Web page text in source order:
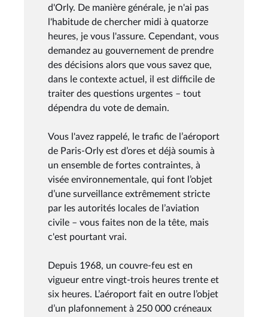
d'Orly. De manière générale, je n'ai pas
l'habitude de chercher midi à quatorze
heures, je vous l'assure. Cependant, vous
demandez au gouvernement de prendre
des décisions alors que vous savez que,
dans le contexte actuel, il est difficile de
traiter des questions urgentes – tout
dépendra du vote de demain.
Vous l'avez rappelé, le trafic de l’aéroport
de Paris-Orly est d’ores et déjà soumis à
un ensemble de fortes contraintes, à
visée environnementale, qui font l’objet
d’une surveillance extrêmement stricte
par les autorités locales de l’aviation
civile – vous faites non de la tête, mais
c'est pourtant vrai.
Depuis 1968, un couvre-feu est en
vigueur entre vingt-trois heures trente et
six heures. L’aéroport fait en outre l’objet
d’un plafonnement à 250 000 créneaux